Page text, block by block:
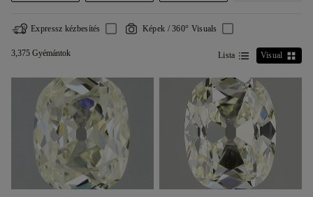
Expressz kézbesítés Képek / 360° Visuals
3,375 Gyémántok Lista Visual